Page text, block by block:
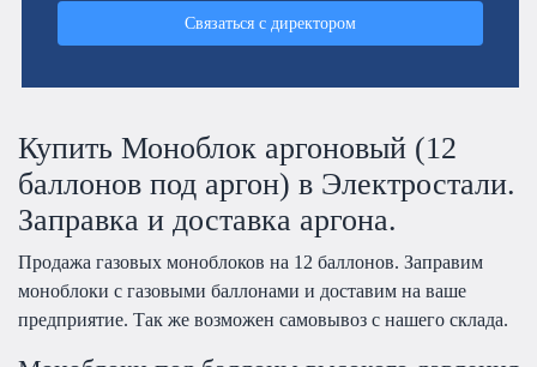
Связаться с директором
Купить Моноблок аргоновый (12
баллонов под аргон) в Электростали.
Заправка и доставка аргона.
Продажа газовых моноблоков на 12 баллонов. Заправим
моноблоки с газовыми баллонами и доставим на ваше
предприятие. Так же возможен самовывоз с нашего склада.